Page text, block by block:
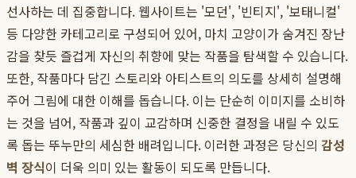
선사하는 데 집중합니다. 웹사이트는 '모던', '빈티지', '보태니컬'
등 다양한 카테고리로 구성되어 있어, 마치 고양이가 숨겨진 장난
감을 찾듯 즐겁게 자신의 취향에 맞는 작품을 탐색할 수 있습니다.
또한, 작품마다 담긴 스토리와 아티스트의 의도를 상세히 설명해
주어 그림에 대한 이해를 돕습니다. 이는 단순히 이미지를 소비하
는 것을 넘어, 작품과 깊이 교감하며 신중한 결정을 내릴 수 있도
록 돕는 뚜누만의 세심한 배려입니다. 이러한 과정은 당신의 감성
벽 장식이 더욱 의미 있는 활동이 되도록 만듭니다.